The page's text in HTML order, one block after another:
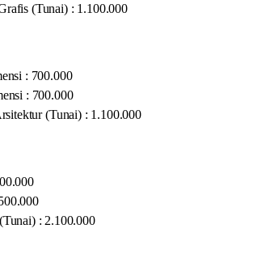
(Tunai) : 1.100.000
: 700.000
: 700.000
(Tunai) : 1.100.000
: 2.100.000